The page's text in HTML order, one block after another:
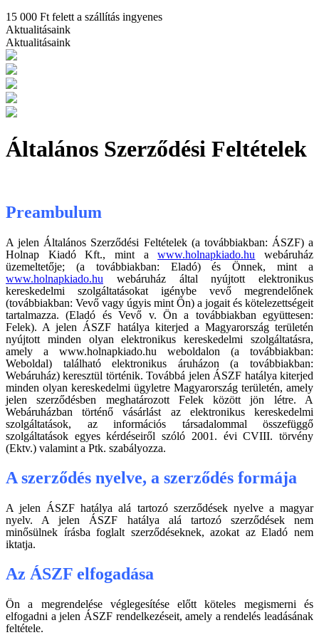
15 000 Ft felett a szállítás ingyenes
Aktualitásaink
Aktualitásaink
Általános Szerződési Feltételek
Preambulum
A jelen Általános Szerződési Feltételek (a továbbiakban: ÁSZF) a
Holnap Kiadó Kft., mint awww.holnapkiado.hu webáruház
üzemeltetője; (a továbbiakban: Eladó) és Önnek, mint a
www.holnapkiado.hu webáruház által nyújtott elektronikus
kereskedelmi szolgáltatásokat igénybe vevő megrendelőnek
(továbbiakban: Vevő vagy úgyis mint Ön) a jogait és kötelezettségeit
tartalmazza. (Eladó és Vevő v. Ön a továbbiakban együttesen:
Felek). A jelen ÁSZF hatálya kiterjed a Magyarország területén
nyújtott minden olyan elektronikus kereskedelmi szolgáltatásra,
amely a www.holnapkiado.hu weboldalon (a továbbiakban:
Weboldal) található elektronikus áruházon (a továbbiakban:
Webáruház) keresztül történik. Továbbá jelen ÁSZF hatálya kiterjed
minden olyan kereskedelmi ügyletre Magyarország területén, amely
jelen szerződésben meghatározott Felek között jön létre. A
Webáruházban történő vásárlást az elektronikus kereskedelmi
szolgáltatások, az információs társadalommal összefüggő
szolgáltatások egyes kérdéseiről szóló 2001. évi CVIII. törvény
(Ektv.) valamint a Ptk. szabályozza.
A szerződés nyelve, a szerződés formája
A jelen ÁSZF hatálya alá tartozó szerződések nyelve a magyar
nyelv. A jelen ÁSZF hatálya alá tartozó szerződések nem
minősülnek írásba foglalt szerződéseknek, azokat az Eladó nem
iktatja.
Az ÁSZF elfogadása
Ön a megrendelése véglegesítése előtt köteles megismerni és
elfogadni a jelen ÁSZF rendelkezéseit, amely a rendelés leadásának
feltétele.